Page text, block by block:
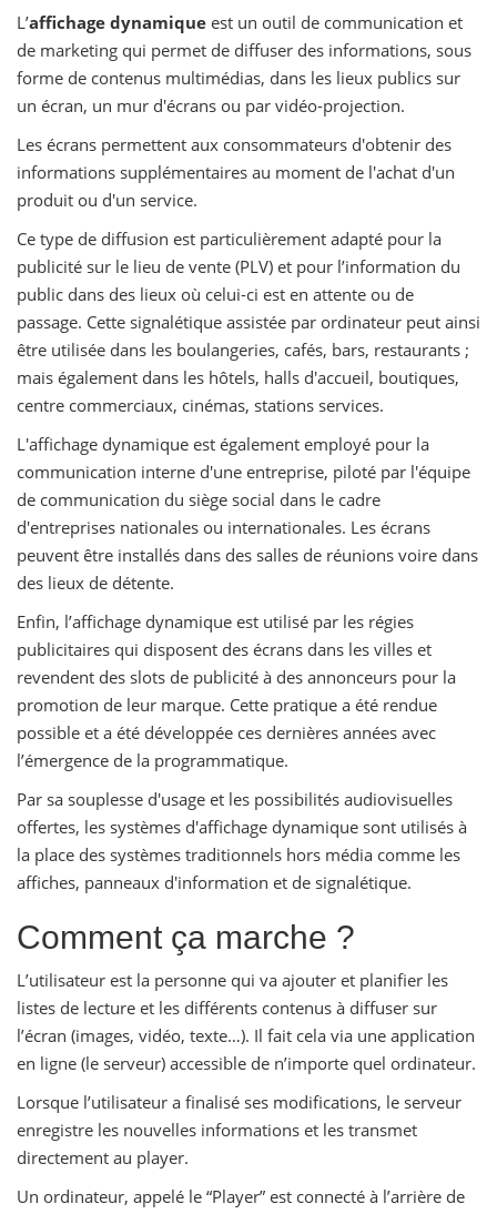
L’affichage dynamique est un outil de communication et
de marketing qui permet de diffuser des informations, sous
forme de contenus multimédias, dans les lieux publics sur
un écran, un mur d'écrans ou par vidéo-projection.
Les écrans permettent aux consommateurs d'obtenir des
informations supplémentaires au moment de l'achat d'un
produit ou d'un service.
Ce type de diffusion est particulièrement adapté pour la
publicité sur le lieu de vente (PLV) et pour l’information du
public dans des lieux où celui-ci est en attente ou de
passage. Cette signalétique assistée par ordinateur peut ainsi
être utilisée dans les boulangeries, cafés, bars, restaurants ;
mais également dans les hôtels, halls d'accueil, boutiques,
centre commerciaux, cinémas, stations services.
L'affichage dynamique est également employé pour la
communication interne d'une entreprise, piloté par l'équipe
de communication du siège social dans le cadre
d'entreprises nationales ou internationales. Les écrans
peuvent être installés dans des salles de réunions voire dans
des lieux de détente.
Enfin, l’affichage dynamique est utilisé par les régies
publicitaires qui disposent des écrans dans les villes et
revendent des slots de publicité à des annonceurs pour la
promotion de leur marque. Cette pratique a été rendue
possible et a été développée ces dernières années avec
l’émergence de la programmatique.
Par sa souplesse d'usage et les possibilités audiovisuelles
offertes, les systèmes d'affichage dynamique sont utilisés à
la place des systèmes traditionnels hors média comme les
affiches, panneaux d'information et de signalétique.
Comment ça marche ?
L’utilisateur est la personne qui va ajouter et planifier les
listes de lecture et les différents contenus à diffuser sur
l’écran (images, vidéo, texte…). Il fait cela via une application
en ligne (le serveur) accessible de n’importe quel ordinateur.
Lorsque l’utilisateur a finalisé ses modifications, le serveur
enregistre les nouvelles informations et les transmet
directement au player.
Un ordinateur, appelé le “Player” est connecté à l’arrière de